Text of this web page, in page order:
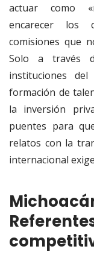
actuar como
encarecer los
comisiones que
Solo a través
instituciones
formación de
la inversión
puentes para
relatos con la
internacional exige